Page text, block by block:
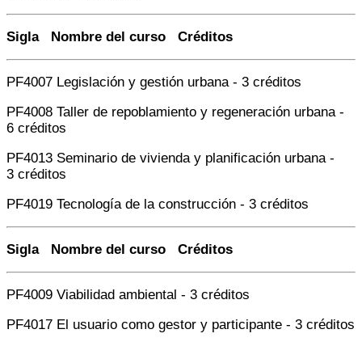
Sigla Nombre del curso Créditos
PF4007 Legislación y gestión urbana - 3 créditos
PF4008 Taller de repoblamiento y regeneración urbana -
6 créditos
PF4013 Seminario de vivienda y planificación urbana -
3 créditos
PF4019 Tecnología de la construcción - 3 créditos
Sigla Nombre del curso Créditos
PF4009 Viabilidad ambiental - 3 créditos
PF4017 El usuario como gestor y participante - 3 créditos